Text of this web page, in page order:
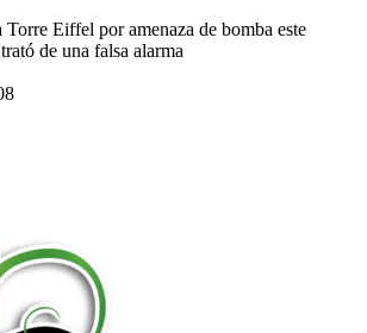
Torre Eiffel por amenaza de bomba este
de una falsa alarma